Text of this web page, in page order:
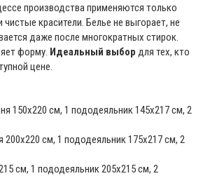
производства применяются только
чистые красители. Белье не выгорает, не
даже после многократных стирок.
форму. Идеальный выбор для тех, кто
цене.
150х220 см, 1 пододеяльник 145х217 см, 2
200x220 см, 1 пододеяльник 175х217 см, 2
см, 1 пододеяльник 205х215 см, 2